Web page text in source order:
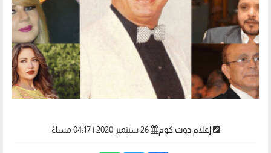
إعلام دوت كوم 26 سبتمبر 2020 | 04:17 مساءً